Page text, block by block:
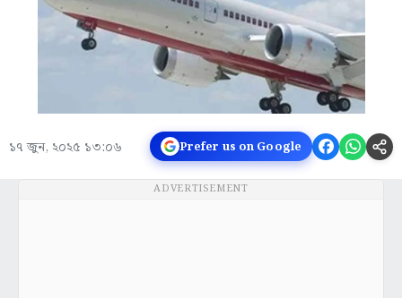
১৭ জুন, ২০২৫ ১৩:০৬ Prefer us on Google
ADVERTISEMENT